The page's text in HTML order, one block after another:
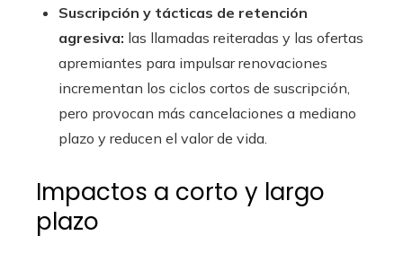
Suscripción y tácticas de retención
agresiva: las llamadas reiteradas y las ofertas
apremiantes para impulsar renovaciones
incrementan los ciclos cortos de suscripción,
pero provocan más cancelaciones a mediano
plazo y reducen el valor de vida.
Impactos a corto y largo
plazo